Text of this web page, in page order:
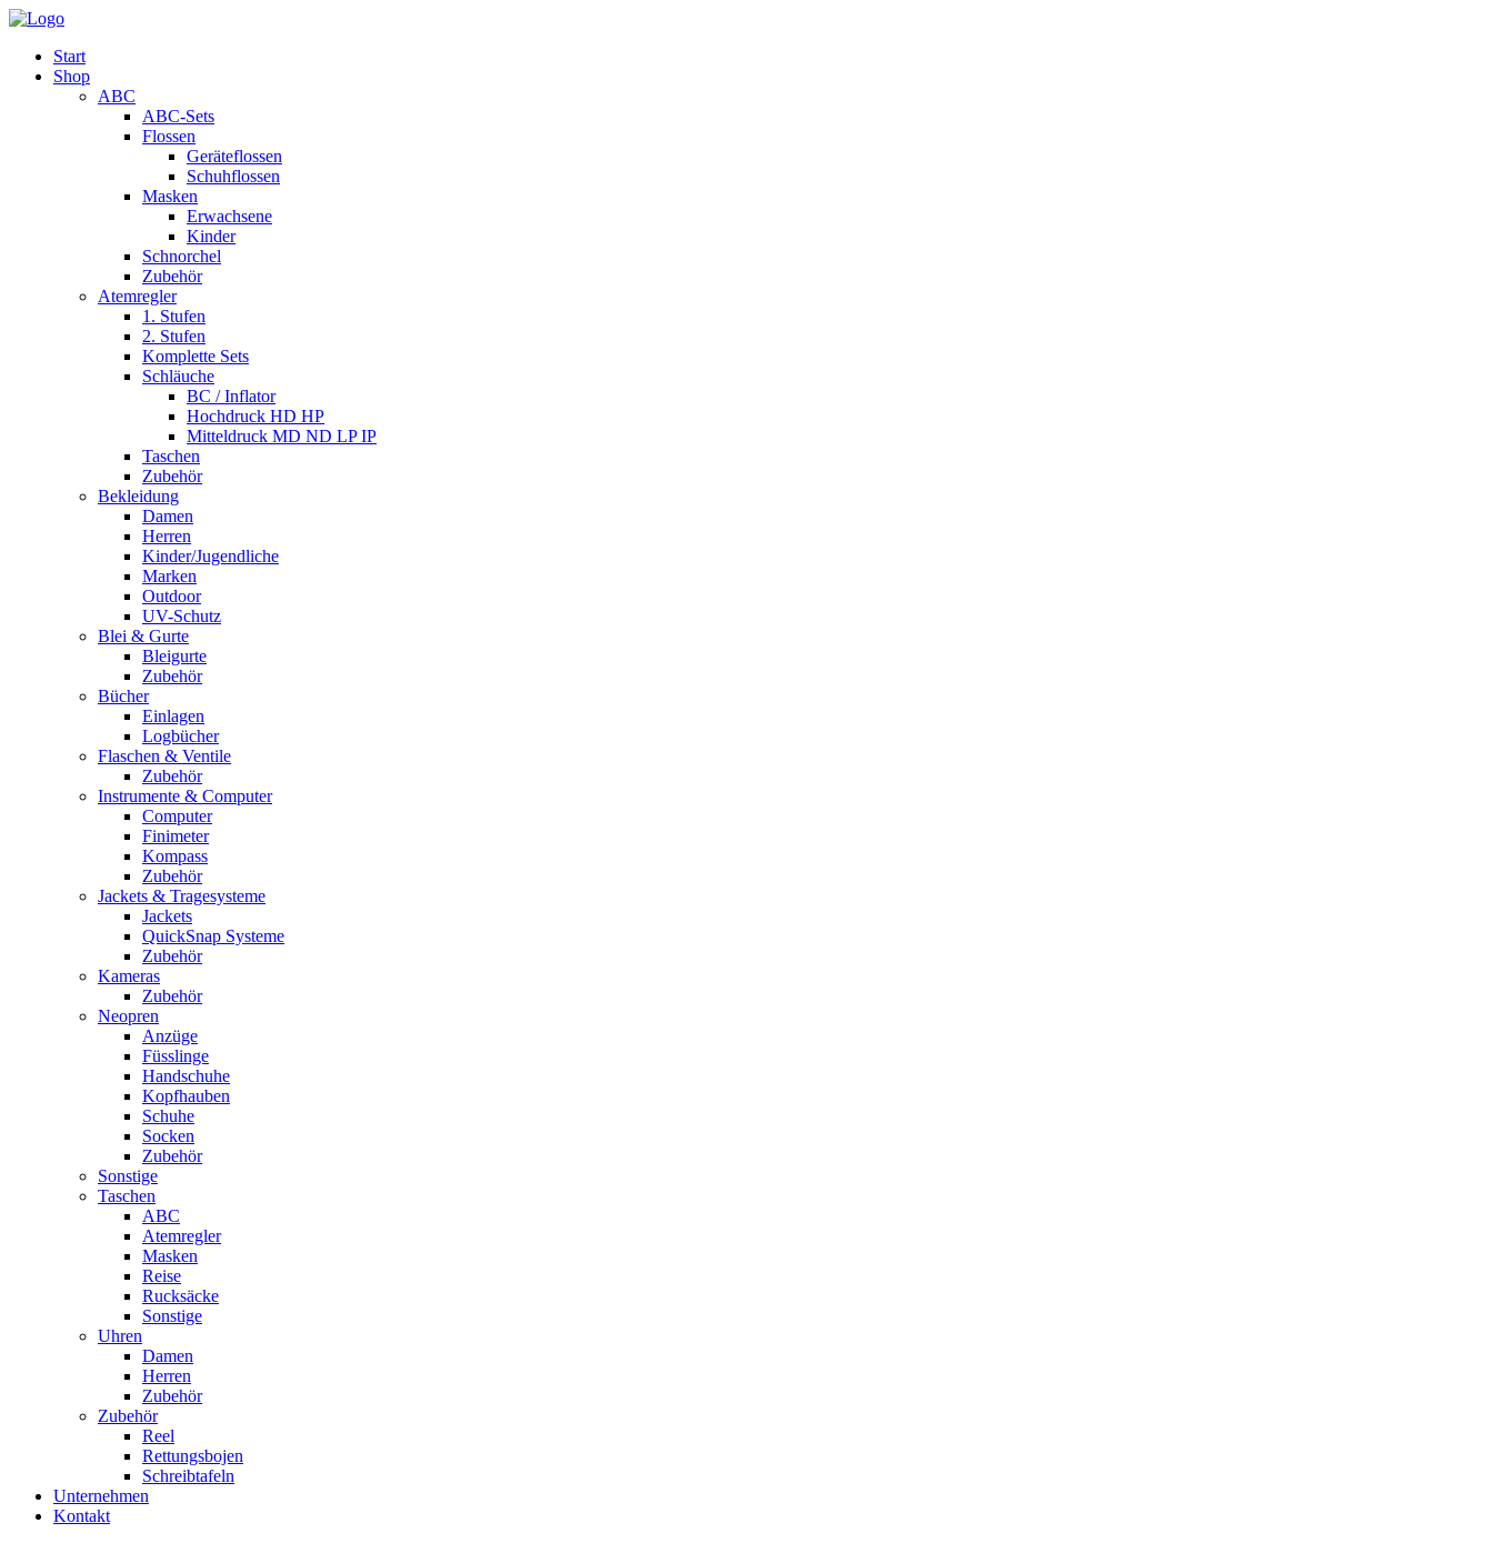
Start
Shop
ABC
ABC-Sets
Flossen
Geräteflossen
Schuhflossen
Masken
Erwachsene
Kinder
Schnorchel
Zubehör
Atemregler
1. Stufen
2. Stufen
Komplette Sets
Schläuche
BC / Inflator
Hochdruck HD HP
Mitteldruck MD ND LP IP
Taschen
Zubehör
Bekleidung
Damen
Herren
Kinder/Jugendliche
Marken
Outdoor
UV-Schutz
Blei & Gurte
Bleigurte
Zubehör
Bücher
Einlagen
Logbücher
Flaschen & Ventile
Zubehör
Instrumente & Computer
Computer
Finimeter
Kompass
Zubehör
Jackets & Tragesysteme
Jackets
QuickSnap Systeme
Zubehör
Kameras
Zubehör
Neopren
Anzüge
Füsslinge
Handschuhe
Kopfhauben
Schuhe
Socken
Zubehör
Sonstige
Taschen
ABC
Atemregler
Masken
Reise
Rucksäcke
Sonstige
Uhren
Damen
Herren
Zubehör
Zubehör
Reel
Rettungsbojen
Schreibtafeln
Unternehmen
Kontakt